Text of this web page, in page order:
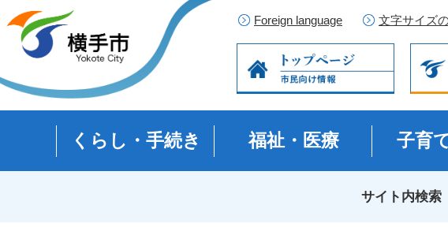
Foreign language 文字サイズ
くらし・手続き 福祉・医療 子育
サイト内検索